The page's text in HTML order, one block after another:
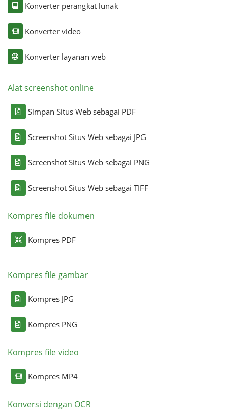
Konverter perangkat lunak
Konverter video
Konverter layanan web
Alat screenshot online
Simpan Situs Web sebagai PDF
Screenshot Situs Web sebagai JPG
Screenshot Situs Web sebagai PNG
Screenshot Situs Web sebagai TIFF
Kompres file dokumen
Kompres PDF
Kompres file gambar
Kompres JPG
Kompres PNG
Kompres file video
Kompres MP4
Konversi dengan OCR